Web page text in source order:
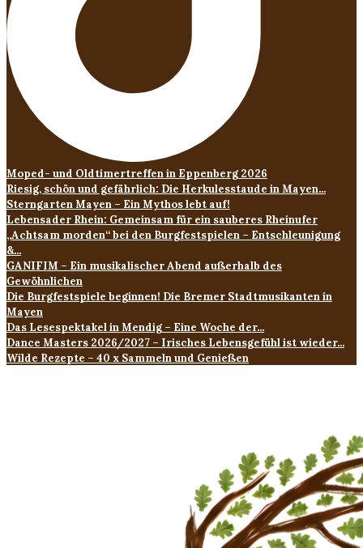
Moped- und Oldtimertreffen in Eppenberg 2026
Riesig, schön und gefährlich: Die Herkulesstaude in Mayen...
Sterngarten Mayen – Ein Mythos lebt auf!
Lebensader Rhein: Gemeinsam für ein sauberes Rheinufer
„Achtsam morden“ bei den Burgfestspielen – Entschleunigung
&...
GANIFIM – Ein musikalischer Abend außerhalb des
Gewöhnlichen
Die Burgfestspiele beginnen! Die Bremer Stadtmusikanten in
Mayen
Das Lesespektakel in Mendig – Eine Woche der...
Dance Masters 2026/2027 – Irisches Lebensgefühl ist wieder...
Wilde Rezepte – 40 x Sammeln und Genießen